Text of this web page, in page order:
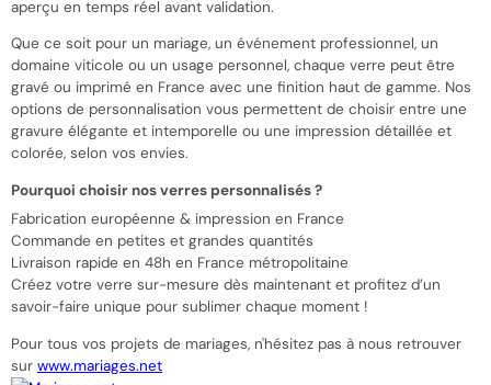
aperçu en temps réel avant validation.
Que ce soit pour un mariage, un événement professionnel, un
domaine viticole ou un usage personnel, chaque verre peut être
gravé ou imprimé en France avec une finition haut de gamme. Nos
options de personnalisation vous permettent de choisir entre une
gravure élégante et intemporelle ou une impression détaillée et
colorée, selon vos envies.
Pourquoi choisir nos verres personnalisés ?
Fabrication européenne & impression en France
Commande en petites et grandes quantités
Livraison rapide en 48h en France métropolitaine
Créez votre verre sur-mesure dès maintenant et profitez d’un
savoir-faire unique pour sublimer chaque moment !
Pour tous vos projets de mariages, n'hésitez pas à nous retrouver
sur www.mariages.net